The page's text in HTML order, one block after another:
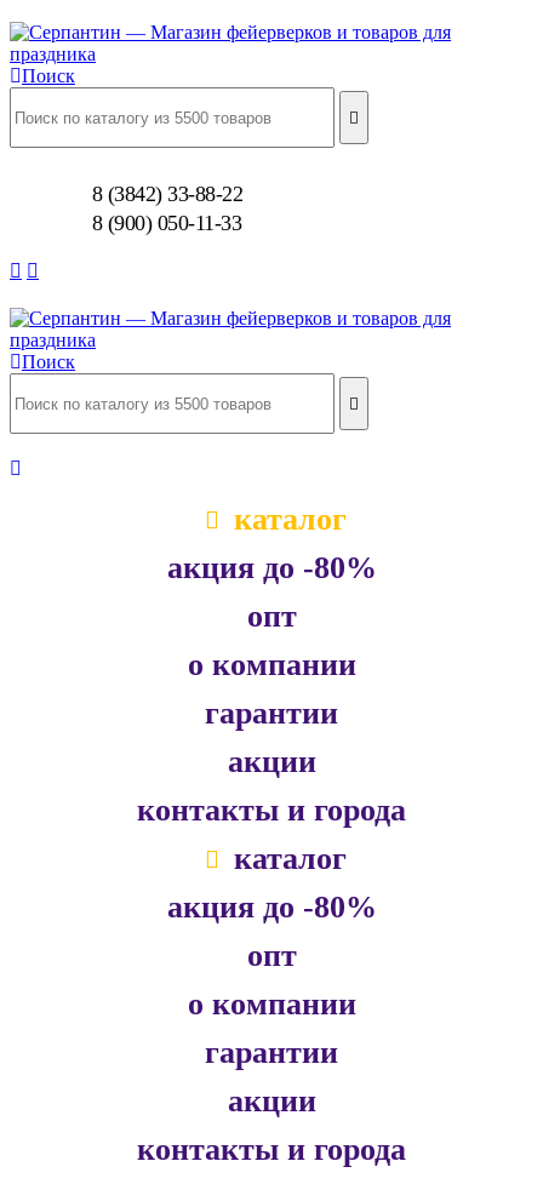
Поиск
8 (3842) 33-88-22
8 (900) 050-11-33
Поиск
каталог
акция до -80%
опт
о компании
гарантии
акции
контакты и города
каталог
акция до -80%
опт
о компании
гарантии
акции
контакты и города